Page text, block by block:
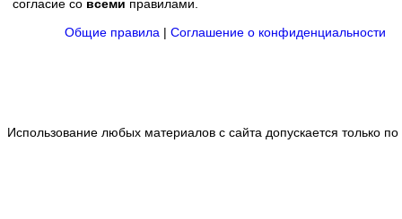
согласие со всеми правилами.
Общие правила | Соглашение о конфиденциальности
Использование любых материалов с сайта допускается только